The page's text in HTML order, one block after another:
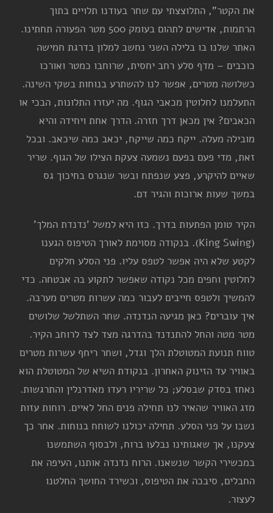
את הקטר", התלוצצתי עם שחר בעודנו תלויים בתוך
הרתמות, אדישים לתהום בעומק 500 מטר הפעורה תחתינו.
האתר שלנו בו בלילה השני נחשב למלון בדרגת חמישה
כוכבים – מדף סלע רחב יחסית, שרוחבו כמטר ואורכו
כשלושה מטרים, אפשר לנו להשתרע בנוחות בשקי השינה.
התעלמנו לחלוטין מכאבי הגוף. מה יעזרו התלונות, הבכי או
הכאבים? אין מכאן דרך חזרה. הדרך אחת ויחידה והיא
מובילה מעלה. ייקח כמה שייקח, יכאב כמה שיכאב. ובכל
זאת, מדי פעם בפעם נשמעה צעקת הצילו של הגוף. שריר
שאיים להיקרע, פצע שנפתח ובשר שנגרס בחיכוך גס
במשך שעות ארוכות והגיר דם.
הקיר טומן הפתעות בדרך. כזו היא למשל 'נדנדת המלך'
(King Swing). בנקודה מסוימת לאורך הטיפוס הגענו
לקטע שלא היה אפשר לטפס עליו. פני הסלע חלקים
לחלוטין וחפים מכל נקודה שאפשר לתקוע בה אבטחה. כדי
להמשיך ולטפס חייבים לעבור כמה עשרות מטרים מערבה.
איך עוברים? כאן מגיעה הנדנדה. שחר השתלשל שלושים
מטר מטה והחל להתנדנד בהדרגה מצד לצד לרוחב הקיר.
טווח תנועת המטוטלת הלך וגדל, ושחר ריחף עשרות מטרים
באוויר עד הזינוק האחרון. בנקודת השיא של המטוטלת הוא
נאחז בסדק שבסלע; כל שריריו רעדו מאדרנלין והתרגשות.
מזג האוויר שהאיר לנו תחילה פנים החל לאיים. רוחות עזות
נשבו על פני הסלע. תחילה יכולנו לשוחח בנוחות. אחר כך
צעקנו, אך שאגותינו נבלעו ברוח, ולבסוף השתמשנו
במכשירי הקשר שנשאנו. הרוח נדנדה אותנו, העיפה את
החבלים, סיבכה את הטיפוס, וכשירד החושך החלטנו
לעצור.